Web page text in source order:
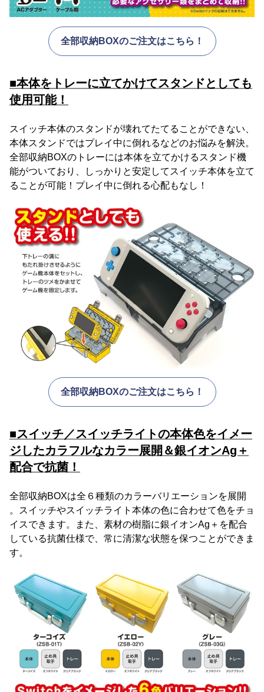
全部収納BOXのご注文はこちら！
■本体をトレーに立てかけてスタンドとしても
使用可能！
スイッチ本体のスタンドが壊れてたてることができない、
本体スタンドではプレイ中に倒れるなどのお悩みを解決。
全部収納BOXのトレーには本体を立てかけるスタンド機
能がついており、しっかりと安定してスイッチ本体を立て
ることが可能！プレイ中に倒れる心配もなし！
全部収納BOXのご注文はこちら！
■スイッチ／スイッチライトの本体色をイメー
ジしたカラフルなカラー展開＆銀イオンAg＋
配合で抗菌！
全部収納BOXは全６種類のカラーバリエーションを展開
。スイッチやスイッチライト本体の色に合わせて色をチョ
イスできます。また、素材の樹脂に銀イオンAg＋を配合
している抗菌仕様で、常に清潔な状態を保つことができま
す。